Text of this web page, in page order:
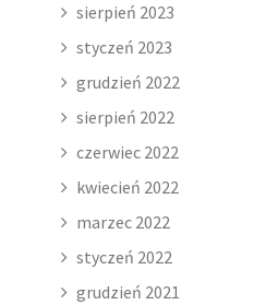
sierpień 2023
styczeń 2023
grudzień 2022
sierpień 2022
czerwiec 2022
kwiecień 2022
marzec 2022
styczeń 2022
grudzień 2021